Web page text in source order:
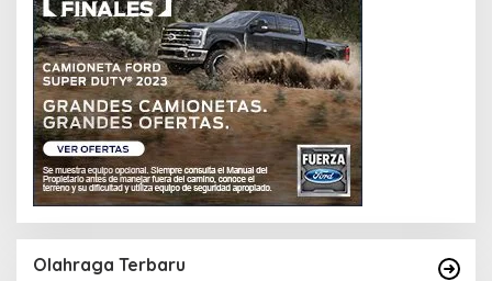
Olahraga Terbaru